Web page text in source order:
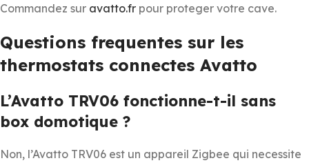
Commandez sur avatto.fr pour proteger votre cave.
Questions frequentes sur les
thermostats connectes Avatto
L’Avatto TRV06 fonctionne-t-il sans
box domotique ?
Non, l’Avatto TRV06 est un appareil Zigbee qui necessite